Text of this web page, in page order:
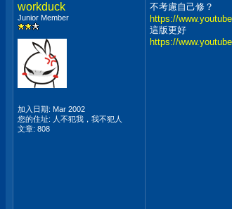
workduck
Junior Member
加入日期: Mar 2002
您的住址: 人不犯我，我不犯人
文章: 808
不考慮自己修？
https://
這版更好
https://